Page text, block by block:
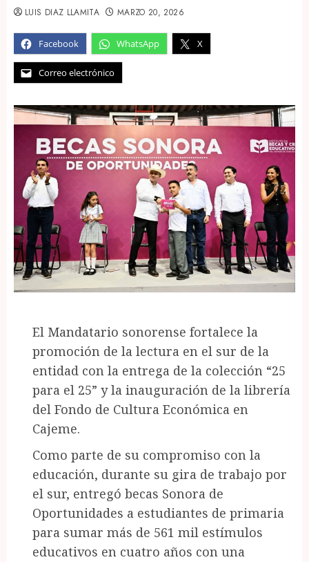
Facebook WhatsApp X
Correo electrónico
LUIS DIAZ LLAMITA MARZO 20, 2026
El Mandatario sonorense fortalece la
promoción de la lectura en el sur de la
entidad con la entrega de la colección “25
para el 25” y la inauguración de la librería
del Fondo de Cultura Económica en
Cajeme.
Como parte de su compromiso con la
educación, durante su gira de trabajo por
el sur, entregó becas Sonora de
Oportunidades a estudiantes de primaria
para sumar más de 561 mil estímulos
educativos en cuatro años con una